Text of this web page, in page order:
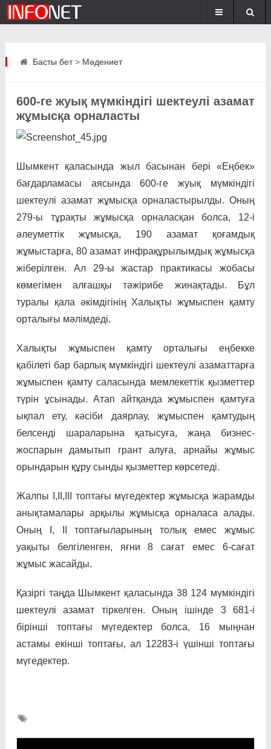
Басты бет> Мәдениет
600-ге жуық мүмкіндігі шектеулі азамат
жұмысқа орналасты
Шымкент қаласында жыл басынан бері «Еңбек»
бағдарламасы аясында 600-ге жуық мүмкіндігі
шектеулі азамат жұмысқа орналастырылды. Оның
279-ы тұрақты жұмысқа орналасқан болса, 12-і
әлеуметтік жұмысқа, 190 азамат қоғамдық
жұмыстарға, 80 азамат инфрақұрылымдық жұмысқа
жіберілген. Ал 29-ы жастар практикасы жобасы
көмегімен алғашқы тәжірибе жинақтады. Бұл
туралы қала әкімдігінің Халықты жұмыспен қамту
орталығы мәлімдеді.
Халықты жұмыспен қамту орталығы еңбекке
қабілеті бар барлық мүмкіндігі шектеулі азаматтарға
жұмыспен қамту саласында мемлекеттік қызметтер
түрін ұсынады. Атап айтқанда жұмыспен қамтуға
ықпал ету, кәсіби даярлау, жұмыспен қамтудың
белсенді шараларына қатысуға, жаңа бизнес-
жоспарын дамытып грант алуға, арнайы жұмыс
орындарын құру сынды қызметтер көрсетеді.
Жалпы І,ІІ,ІІІ топтағы мүгедектер жұмысқа жарамды
анықтамалары арқылы жұмысқа орналаса алады.
Оның І, ІІ топтағыларының толық емес жұмыс
уақыты белгіленген, яғни 8 сағат емес 6-сағат
жұмыс жасайды.
Қазіргі таңда Шымкент қаласында 38 124 мүмкіндігі
шектеулі азамат тіркелген. Оның ішінде 3 681-і
бірінші топтағы мүгедектер болса, 16 мыңнан
астамы екінші топтағы, ал 12283-і үшінші топтағы
мүгедектер.